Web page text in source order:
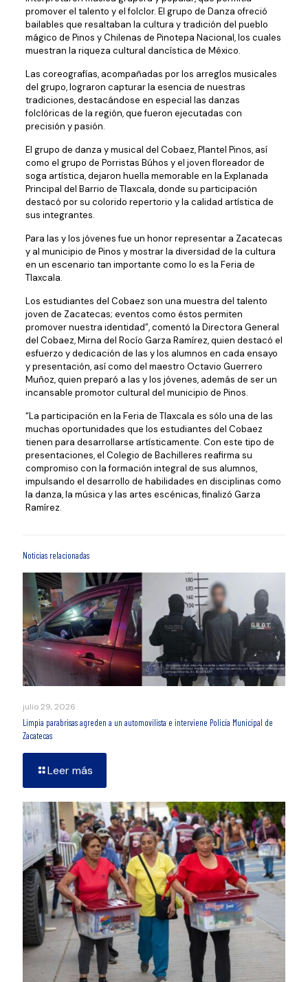
promover el talento y el folclor. El grupo de Danza ofreció
bailables que resaltaban la cultura y tradición del pueblo
mágico de Pinos y Chilenas de Pinotepa Nacional, los cuales
muestran la riqueza cultural dancística de México.
Las coreografías, acompañadas por los arreglos musicales
del grupo, lograron capturar la esencia de nuestras
tradiciones, destacándose en especial las danzas
folclóricas de la región, que fueron ejecutadas con
precisión y pasión.
El grupo de danza y musical del Cobaez, Plantel Pinos, así
como el grupo de Porristas Búhos y el joven floreador de
soga artística, dejaron huella memorable en la Explanada
Principal del Barrio de Tlaxcala, donde su participación
destacó por su colorido repertorio y la calidad artística de
sus integrantes.
Para las y los jóvenes fue un honor representar a Zacatecas
y al municipio de Pinos y mostrar la diversidad de la cultura
en un escenario tan importante como lo es la Feria de
Tlaxcala.
Los estudiantes del Cobaez son una muestra del talento
joven de Zacatecas; eventos como éstos permiten
promover nuestra identidad”, comentó la Directora General
del Cobaez, Mirna del Rocío Garza Ramírez, quien destacó el
esfuerzo y dedicación de las y los alumnos en cada ensayo
y presentación, así como del maestro Octavio Guerrero
Muñoz, quien preparó a las y los jóvenes, además de ser un
incansable promotor cultural del municipio de Pinos.
“La participación en la Feria de Tlaxcala es sólo una de las
muchas oportunidades que los estudiantes del Cobaez
tienen para desarrollarse artísticamente. Con este tipo de
presentaciones, el Colegio de Bachilleres reafirma su
compromiso con la formación integral de sus alumnos,
impulsando el desarrollo de habilidades en disciplinas como
la danza, la música y las artes escénicas, finalizó Garza
Ramírez.
Noticias relacionadas
julio 29, 2026
Limpia parabrisas agreden a un automovilista e interviene Policía Municipal de
Zacatecas
Leer más